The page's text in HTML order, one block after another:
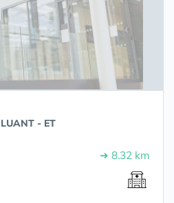
- ET
➔ 8.32 km